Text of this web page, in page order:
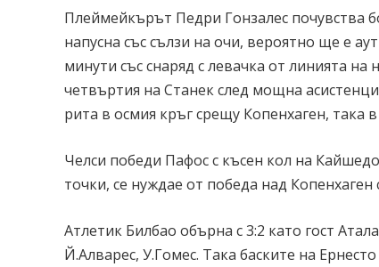
Плеймейкърът Педри Гонзалес почувства
напусна със сълзи на очи, вероятно ще е
минути със снаряд с левачка от линията
четвъртия на Станек след мощна
рита в осмия кръг срещу Копенхаген, така
Челси победи Пафос с късен кол на
точки, се нуждае от победа над
Атлетик Билбао обърна с 3:2 като гост
Й.Алварес, У.Гомес. Така баските на